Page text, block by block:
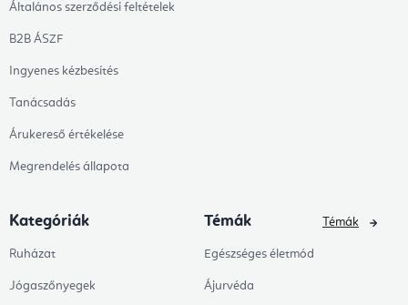
Általános szerződési feltételek
B2B ÁSZF
Ingyenes kézbesítés
Tanácsadás
Árukereső értékelése
Megrendelés állapota
Kategóriák
Ruházat
Jógaszőnyegek
Témák
Egészséges életmód
Ájurvéda
Témák